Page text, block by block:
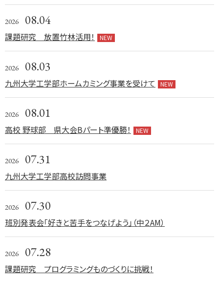
2026 08.04
課題研究 放置竹林活用！ NEW
2026 08.03
九州大学工学部ホームカミング事業を受けて NEW
2026 08.01
高校 野球部 県大会Bパート準優勝！ NEW
2026 07.31
九州大学工学部高校訪問事業
2026 07.30
班別発表会「好きと苦手をつなげよう」（中２AM）
2026 07.28
課題研究 プログラミングものづくりに挑戦！